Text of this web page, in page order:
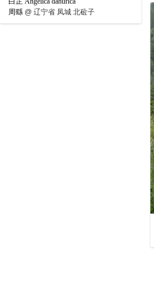
周繇 @ 辽宁省 凤城 北砬子